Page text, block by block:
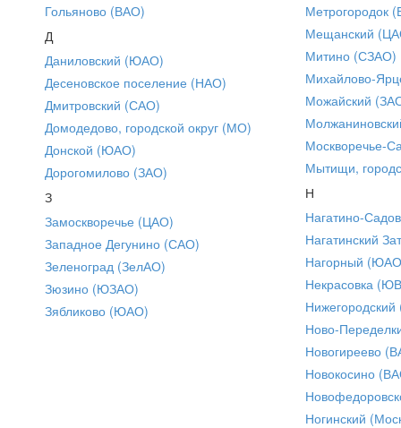
Гольяново (ВАО)
Д
Даниловский (ЮАО)
Десеновское поселение (НАО)
Дмитровский (САО)
Домодедово, городской округ (МО)
Донской (ЮАО)
Дорогомилово (ЗАО)
З
Замоскворечье (ЦАО)
Западное Дегунино (САО)
Зеленоград (ЗелАО)
Зюзино (ЮЗАО)
Зябликово (ЮАО)
Метрогородок
Мещанский
Митино (СЗАО)
Михайлово-
Можайский
Москворечье-
Мытищи,
Н
Нагатино-
Нагатинский
Нагорный
Некрасовка
Ново-
Новогиреево
Новокосино
Ногинский